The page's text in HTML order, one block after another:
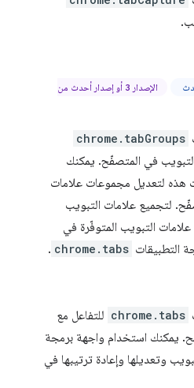
الإصدار 3 أو إصدار أحدث من
chrome.tabGroups
في المتصفّح. يمكنك
هذه لتعديل مجموعات علامات
لتجميع علامات التبويب
علامات التبويب المتوفّرة في
التطبيقات chrome.tabs
.
chrome.tabs للتفاعل مع
يمكنك استخدام واجهة برمجة
وتعديلها وإعادة ترتيبها في